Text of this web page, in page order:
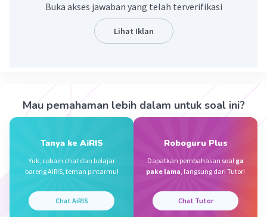
29 November 2023 13:59
29 November 2023 21:52
Jawaban terverifikasi
Jawaban yang tepat adalah
untuk mengisi
suatu kegiatan
Penjelasan :
Formulir pendaftaran
berfungsi untuk mengisi
Buka akses jawaban yang telah terverifikasi
Lihat Iklan
Mau pemahaman lebih dalam untuk soal ini?
Tanya ke AiRIS
Yuk, cobain chat dan belajar
bareng AiRIS, teman pintarmu!
Chat AiRIS
Roboguru Plus
Dapatkan pembahasan soal ga
pake lama, langsung dari Tutor!
Chat Tutor